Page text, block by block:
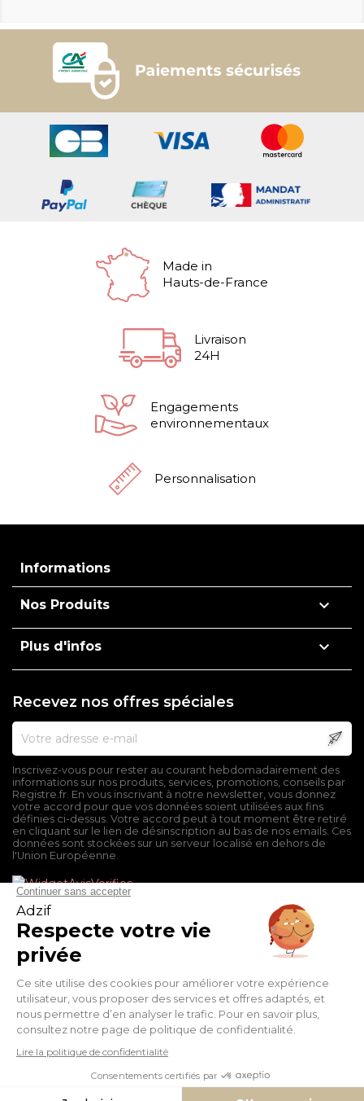
Made in
Hauts-de-France
Livraison
24H
Engagements
environnementaux
Personnalisation
Informations
Nos Produits 
Plus d'infos 
Recevez nos offres spéciales
Inscrivez-vous pour rester au courant hebdomadairement des
informations sur nos produits, services, promotions, conseils par
Registre.fr. En vous inscrivant à notre newsletter, vous donnez
votre accord pour que vos données soient utilisées aux fins
définies ci-dessus. Votre accord peut à tout moment être retiré
en cliquant sur le lien de désinscription au bas de nos emails. Ces
données sont stockées sur un serveur localisé en dehors de
l'Union Européenne.
Conditions générales de vente
Politique de confidentialité
FacebookTwitter